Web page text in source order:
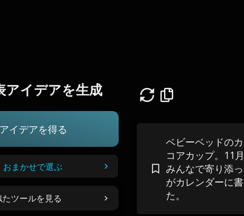
アイデアを生成
アイデアを得る
おまかせで選ぶ
たツールを見る
ベビーベッドの
コアカップ。11
みんなで寄り添
がカレンダーに
た。